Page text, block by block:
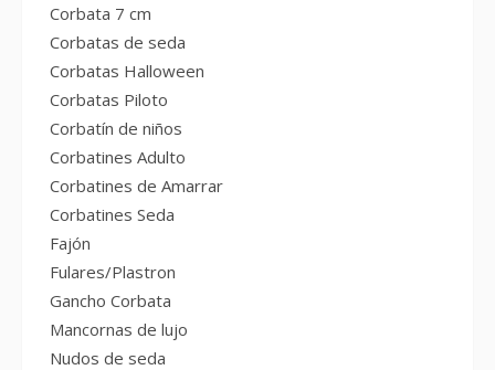
Corbata 7 cm
Corbatas de seda
Corbatas Halloween
Corbatas Piloto
Corbatín de niños
Corbatines Adulto
Corbatines de Amarrar
Corbatines Seda
Fajón
Fulares/Plastron
Gancho Corbata
Mancornas de lujo
Nudos de seda